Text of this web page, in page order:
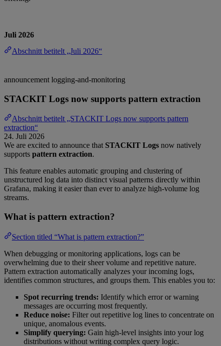
Juli 2026
Abschnitt betitelt „Juli 2026“
announcement logging-and-monitoring
STACKIT Logs now supports pattern extraction
Abschnitt betitelt „STACKIT Logs now supports pattern
extraction“
24. Juli 2026
We are excited to announce that STACKIT Logs now natively
supports pattern extraction.
This feature enables automatic grouping and clustering of
unstructured log data into distinct visual patterns directly within
Grafana, making it easier than ever to analyze high-volume log
streams.
What is pattern extraction?
Section titled “What is pattern extraction?”
When debugging or monitoring applications, logs can be
overwhelming due to their sheer volume and repetitive nature.
Pattern extraction automatically analyzes your incoming logs,
identifies common structures, and groups them. This enables you to:
Spot recurring trends: Identify which error or warning
messages are occurring most frequently.
Reduce noise: Filter out repetitive log lines to concentrate on
unique, anomalous events.
Simplify querying: Gain high-level insights into your log
distributions without writing complex query logic.